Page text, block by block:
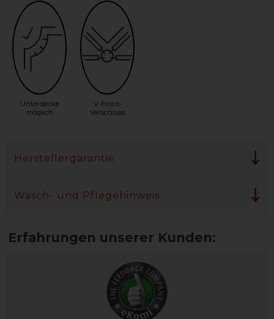
Unterdecke
möglich
V-Front-
Verschluss
Herstellergarantie
Wasch- und Pflegehinweis